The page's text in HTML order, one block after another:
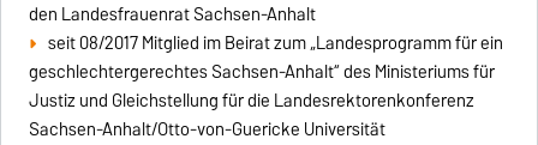
den Landesfrauenrat Sachsen-Anhalt
seit 08/2017 Mitglied im Beirat zum „Landesprogramm für ein
geschlechtergerechtes Sachsen-Anhalt“ des Ministeriums für
Justiz und Gleichstellung für die Landesrektorenkonferenz
Sachsen-Anhalt/Otto-von-Guericke Universität